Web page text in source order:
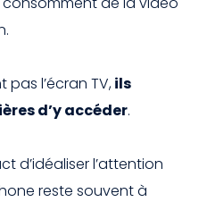
pas l’écran TV,ils
d’y accéder.
d’idéaliser l’attention
reste souvent à